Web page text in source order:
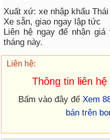
Xuất xứ: xe nhập khẩu Thái
Xe sẵn, giao ngay lập tức
Liên hệ ngay để nhận
tháng này.
Liên hệ:
Thông tin liên
Bấm vào đây để Xem
bán trên